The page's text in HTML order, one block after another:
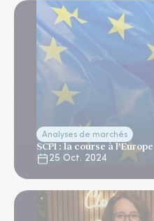
Analyses de marchés
SCPI : la course à l’Europe
25 Oct. 2024